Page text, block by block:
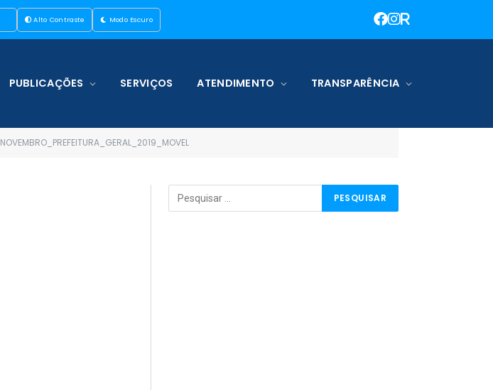
Alto Contraste Modo Escuro
PUBLICAÇÕES SERVIÇOS ATENDIMENTO TRANSPARÊNCIA
NOVEMBRO_PREFEITURA_GERAL_2019_MOVEL